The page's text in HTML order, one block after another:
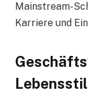
Mainstream-
Karriere und
Lebensstil